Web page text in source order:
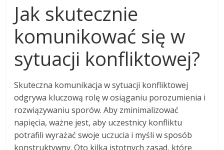
Jak skutecznie
komunikować się w
sytuacji konfliktowej?
Skuteczna komunikacja w sytuacji konfliktowej
odgrywa kluczową rolę w osiąganiu porozumienia i
rozwiązywaniu sporów. Aby zminimalizować
napięcia, ważne jest, aby uczestnicy konfliktu
potrafili wyrażać swoje uczucia i myśli w sposób
konstruktywny. Oto kilka istotnych zasad, które